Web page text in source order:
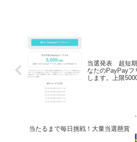
当選発表 超短期
なたのPayPayフ
します。上限
当たるまで毎日挑戦！大量当選懸賞